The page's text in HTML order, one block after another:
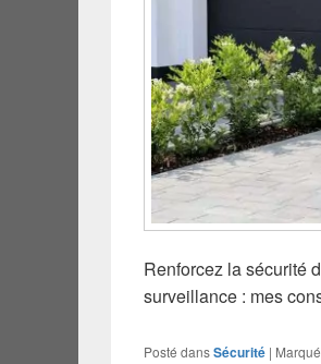
Renforcez la sécurité
surveillance : mes
Posté dansSécurité |